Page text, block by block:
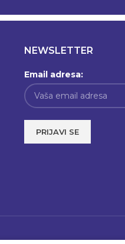
NEWSLETTER
Email adresa: